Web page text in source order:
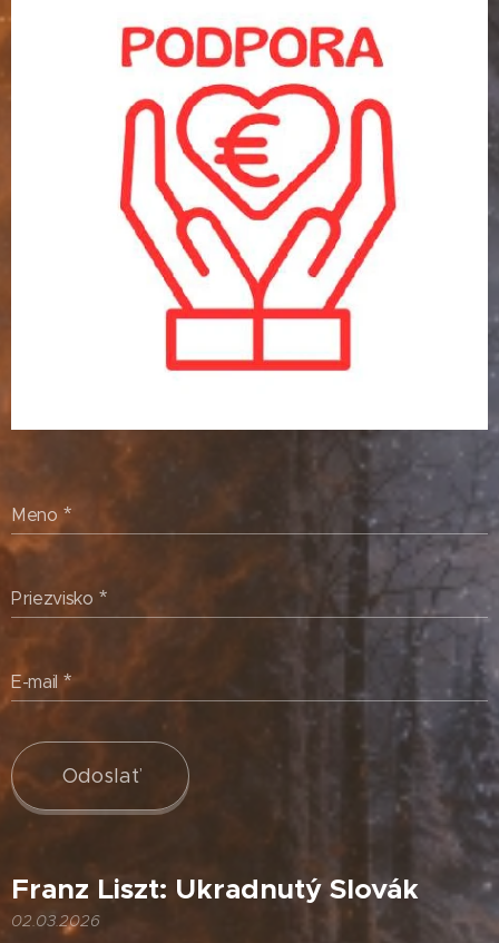
Meno
Priezvisko
E-mail
Odoslať
Franz Liszt: Ukradnutý Slovák
02.03.2026